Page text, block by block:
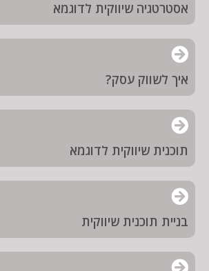
אסטרטגיה שיווקית לדוגמא
איך לשווק עסק?
תוכנית שיווקית לדוגמא
בניית תוכנית שיווקית